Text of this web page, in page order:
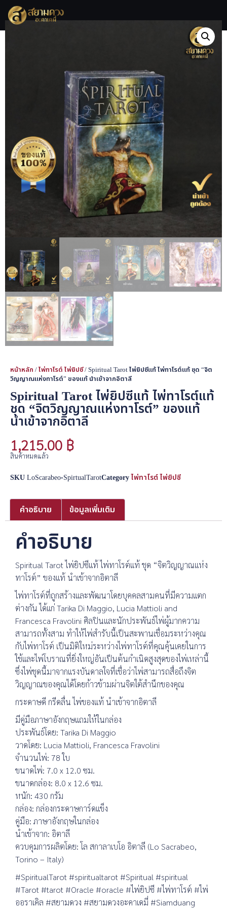
หน้าหลัก /ไพ่ทาโรต์ ไพ่ยิปซี/ Spiritual Tarot ไพ่ยิปซีแท้ ไพ่ทาโรต์แท้ ชุด “จิต
วิญญาณแห่งทาโรต์” ของแท้ นำเข้าจากอิตาลี
Spiritual Tarot ไพ่ยิปซีแท้ ไพ่ทาโรต์แท้
ชุด “จิตวิญญาณแห่งทาโรต์” ของแท้
นำเข้าจากอิตาลี
1,215.00 ฿
สินค้าหมดแล้ว
SKULoScarabeo-SpirtualTarotCategoryไพ่ทาโรต์ ไพ่ยิปซี
คำอธิบาย ข้อมูลเพิ่มเติม
คำอธิบาย
Spiritual Tarot ไพ่ยิปซีแท้ ไพ่ทาโรต์แท้ ชุด “จิตวิญญาณแห่ง
ทาโรต์” ของแท้ นำเข้าจากอิตาลี
ไพ่ทาโรต์ที่ถูกสร้างและพัฒนาโดยบุคคลสามคนที่มีความแตก
ต่างกัน ได้แก่ Tarika Di Maggio, Lucia Mattioli and
Francesca Fravolini ศิลปินและนักประพันธ์ไพ่ผู้มากความ
สามารถทั้งสาม ทำให้ไพ่สำรับนี้เป็นสะพานเชื่อมระหว่างคุณ
กับไพ่ทาโรต์ เป็นมิติใหม่ระหว่างไพ่ทาโรต์ที่คุณคุ้นเคยในการ
ใช้และไพ่โบราณที่ยิ่งใหญ่อันเป็นต้นกำเนิดสูงสุดของไพ่เหล่านี้
ซึ่งไพ่ชุดนี้มาจากแรงบันดาลใจที่เชื่อว่าไพ่สามารถสื่อถึงจิต
วิญญาณของคุณได้โดยก้าวข้ามผ่านจิตใต้สำนึกของคุณ
กระดาษดี กรีดลื่น ไพ่ของแท้ นำเข้าจากอิตาลี
มีคู่มือภาษาอังกฤษแถมให้ในกล่อง
ประพันธ์โดย: Tarika Di Maggio
วาดโดย: Lucia Mattioli, Francesca Fravolini
จำนวนไพ่: 78 ใบ
ขนาดไพ่: 7.0 x 12.0 ซม.
ขนาดกล่อง: 8.0 x 12.6 ซม.
หนัก: 430 กรัม
กล่อง: กล่องกระดาษการ์ดแข็ง
คู่มือ: ภาษาอังกฤษในกล่อง
นำเข้าจาก: อิตาลี
ควบคุมการผลิตโดย: โล สกาลาเบโอ อิตาลี (Lo Sacrabeo,
Torino – Italy)
#SpiritualTarot #spiritualtarot #Spiritual #spiritual
#Tarot #tarot #Oracle #oracle #ไพ่ยิปซี #ไพ่ทาโรต์ #ไพ่
ออราเคิล #สยามดวง #สยามดวงอะคาเดมี่ #Siamduang